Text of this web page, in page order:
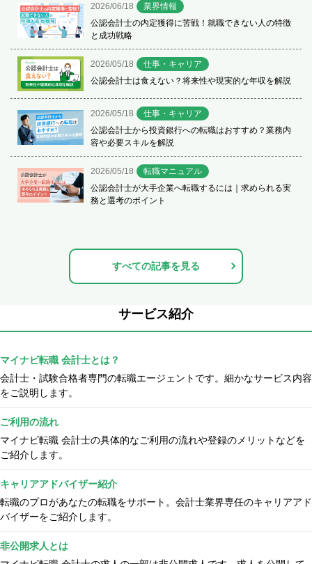
2026/06/18
業界情報
公認会計士の内定獲得に苦戦！就職できない人の特徴
と成功戦略
2026/05/18
仕事・キャリア
公認会計士は食えない？将来性や現実的な年収を解説
2026/05/18
仕事・キャリア
公認会計士から投資銀行への転職はおすすめ？業務内
容や必要スキルを解説
2026/05/18
転職マニュアル
公認会計士が大手企業へ転職するには｜求められる実
務と選考のポイント
すべての記事を見る
サービス紹介
マイナビ転職 会計士とは？
会計士・試験合格者専門の転職エージェントです。細かなサービス内容
をご説明します。
ご利用の流れ
マイナビ転職 会計士の具体的なご利用の流れや登録のメリットなどを
ご紹介します。
キャリアアドバイザー紹介
転職のプロがあなたの転職をサポート。会計士業界専任のキャリアアド
バイザーをご紹介します。
非公開求人とは